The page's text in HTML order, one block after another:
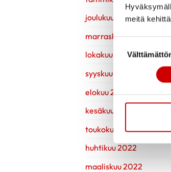
meitä
joulukuu 2022
marraskuu 2022
lokakuu 2022
syyskuu 2022
elokuu 2022
kesäkuu 2022
toukokuu 2022
huhtikuu 2022
maaliskuu 2022